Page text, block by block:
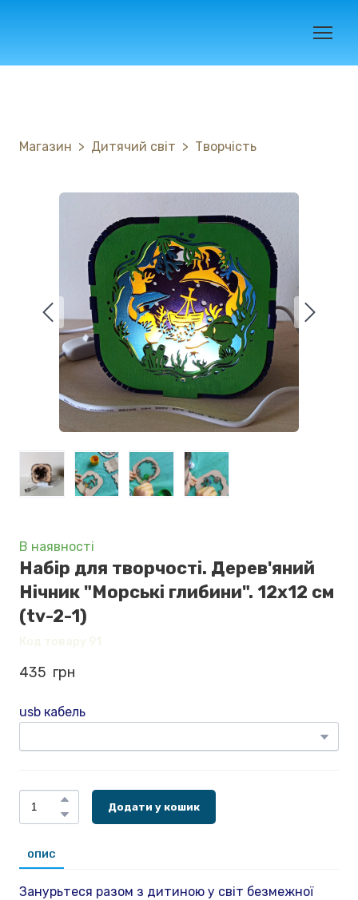
Магазин Дитячий світ Творчість
В наявності
Набір для творчості. Дерев'яний
Нічник "Морські глибини". 12х12 см
(tv-2-1)
435  грн
usb кабель
Додати у кошик
ОПИС
Занурьтеся разом з дитиною у світ безмежної